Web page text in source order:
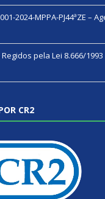
2024-MPPA-PJ44ªZE –
pela Lei 8.666/1993
CR2